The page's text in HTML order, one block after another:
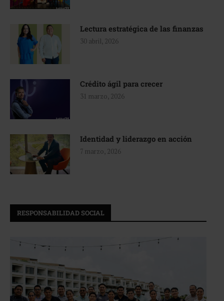
Lectura estratégica de las finanzas
30 abril, 2026
Crédito ágil para crecer
31 marzo, 2026
Identidad y liderazgo en acción
7 marzo, 2026
RESPONSABILIDAD SOCIAL